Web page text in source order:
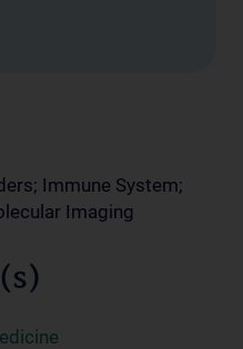
Immune System;
Imaging